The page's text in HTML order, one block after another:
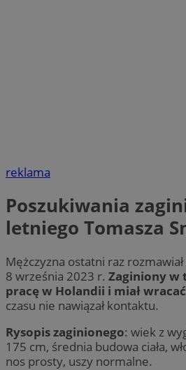
reklama
Poszukiwania
letniego Tomasza
Mężczyzna ostatni raz
8 września 2023 r. Zaginiony w
pracę w Holandii i miał
czasu nie nawiązał kontaktu.
Rysopis zaginionego: wiek z
175 cm, średnia budowa ciała,
nos prosty, uszy normalne.